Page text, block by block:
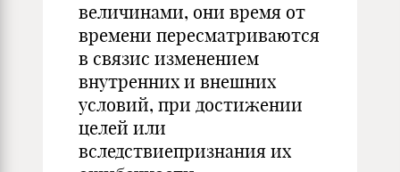
величинами, они время от
времени пересматриваются
в связис изменением
внутренних и внешних
условий, при достижении
целей или
вследствиепризнания их